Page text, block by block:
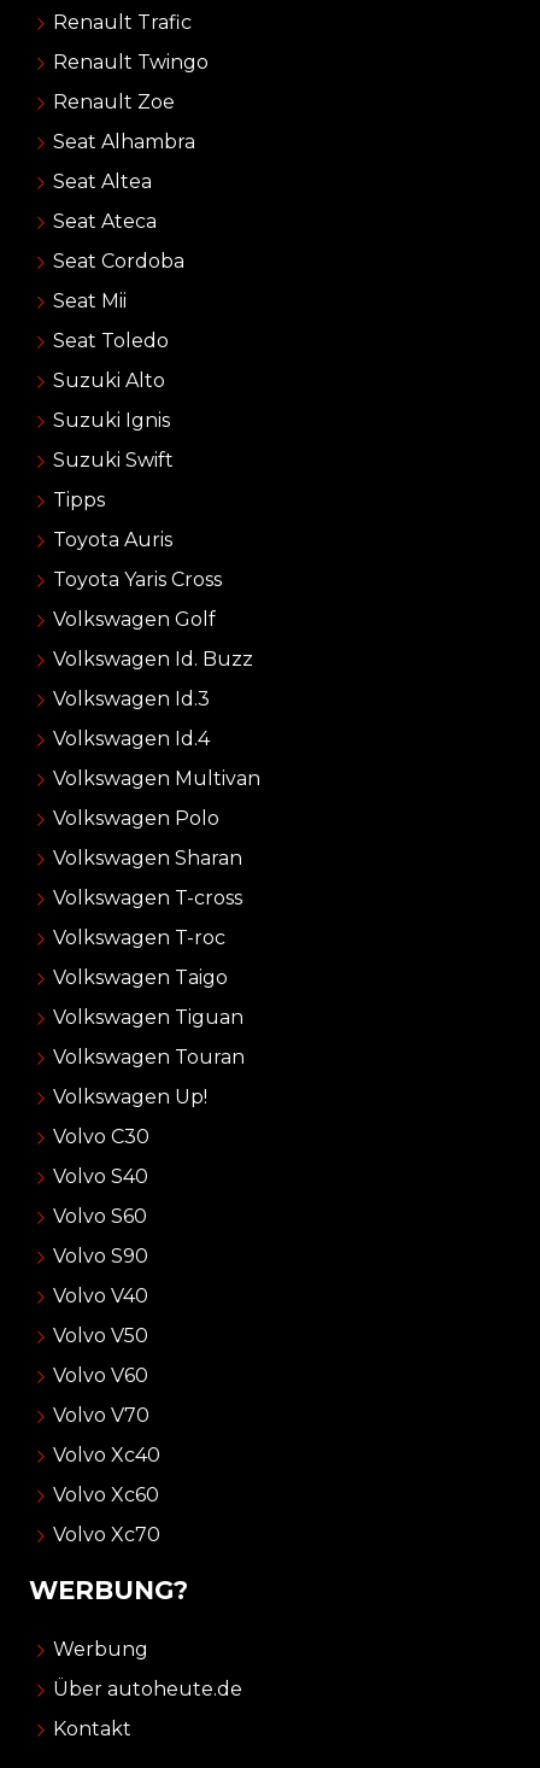
Renault Trafic
Renault Twingo
Renault Zoe
Seat Alhambra
Seat Altea
Seat Ateca
Seat Cordoba
Seat Mii
Seat Toledo
Suzuki Alto
Suzuki Ignis
Suzuki Swift
Tipps
Toyota Auris
Toyota Yaris Cross
Volkswagen Golf
Volkswagen Id. Buzz
Volkswagen Id.3
Volkswagen Id.4
Volkswagen Multivan
Volkswagen Polo
Volkswagen Sharan
Volkswagen T-cross
Volkswagen T-roc
Volkswagen Taigo
Volkswagen Tiguan
Volkswagen Touran
Volkswagen Up!
Volvo C30
Volvo S40
Volvo S60
Volvo S90
Volvo V40
Volvo V50
Volvo V60
Volvo V70
Volvo Xc40
Volvo Xc60
Volvo Xc70
WERBUNG?
Werbung
Über autoheute.de
Kontakt